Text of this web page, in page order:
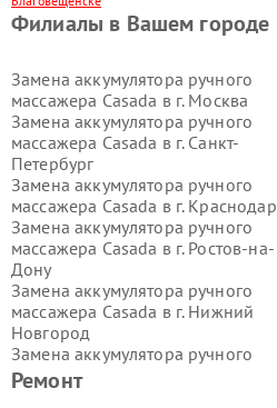
Ремонт
Филиалы в Вашем городе
Замена аккумулятора ручного
массажера Casada в г. Москва
Замена аккумулятора ручного
массажера Casada в г. Санкт-
Петербург
Замена аккумулятора ручного
массажера Casada в г. Краснодар
Замена аккумулятора ручного
массажера Casada в г. Ростов-на-
Дону
Замена аккумулятора ручного
массажера Casada в г. Нижний
Новгород
Замена аккумулятора ручного
массажера Casada в г.
Замена аккумулятора ручного